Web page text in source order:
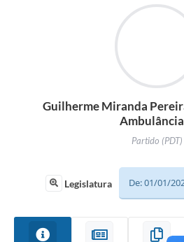
Guilherme Miranda
Partido (PDT)
Legislatura